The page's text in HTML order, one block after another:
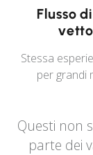
Flusso
Stessa
per grandi
Questi non
parte dei